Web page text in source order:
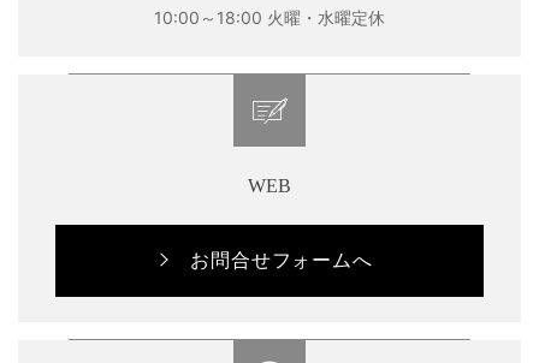
10:00～18:00 火曜・水曜定休
WEB
お問合せフォームへ